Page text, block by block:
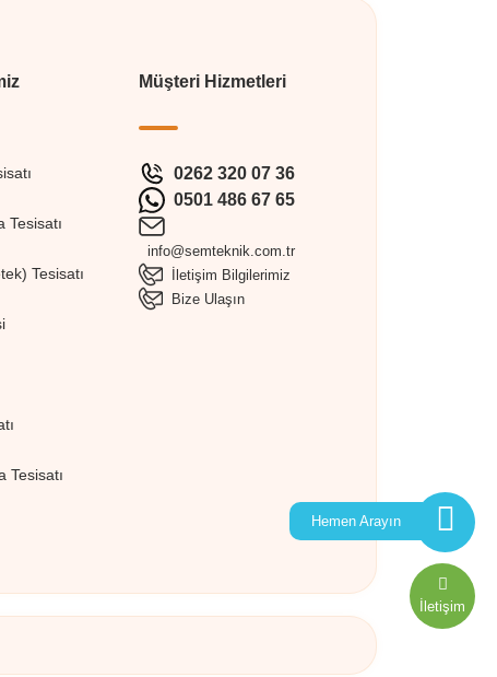
Tesisatı
Tesisatı
Tesisatı
Müşteri Hizmetleri
0262 320 07 36
0501 486 67 65
info@semteknik.com.tr
İletişim Bilgilerimiz
Bize Ulaşın
Hemen Arayın
İletişim